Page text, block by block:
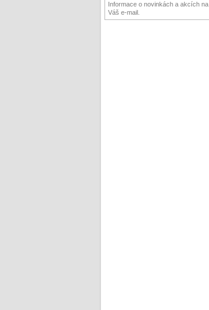
Informace o novinkách a akcích na
Váš e-mail.